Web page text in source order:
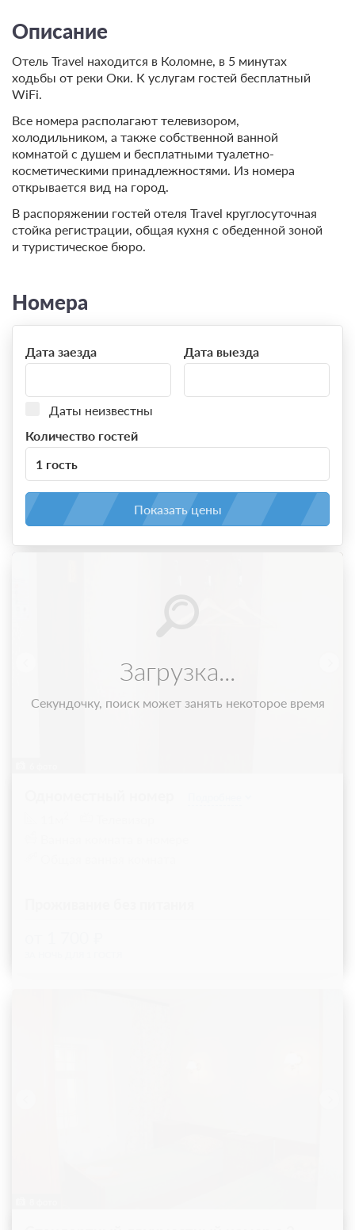
Описание
Отель Travel находится в Коломне, в 5 минутах
ходьбы от реки Оки. К услугам гостей бесплатный
WiFi.
Все номера располагают телевизором,
холодильником, а также собственной ванной
комнатой с душем и бесплатными туалетно-
косметическими принадлежностями. Из номера
открывается вид на город.
В распоряжении гостей отеля Travel круглосуточная
стойка регистрации, общая кухня с обеденной зоной
и туристическое бюро.
Номера
Дата заезда Дата выезда
Даты неизвестны
Количество гостей
1 гость
Показать цены